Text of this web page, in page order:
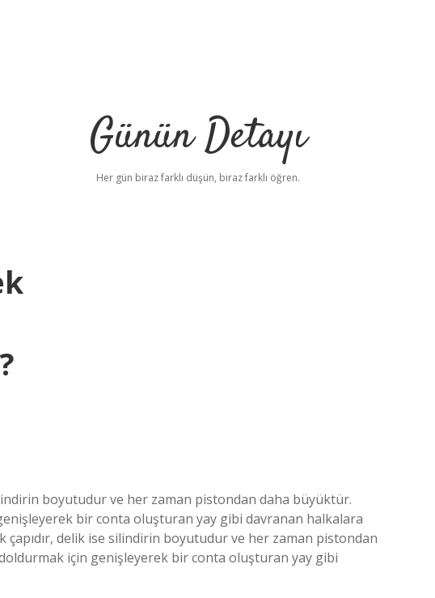
Günün Detayı
Her gün biraz farklı düşün, biraz farklı öğren.
boyutudur ve her zaman pistondan daha büyüktür.
bir conta oluşturan yay gibi davranan halkalara
çapıdır, delik ise silindirin boyutudur ve her zaman pistondan
için genişleyerek bir conta oluşturan yay gibi